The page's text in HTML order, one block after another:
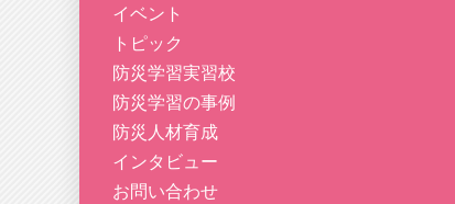
イベント
トピック
防災学習実習校
防災学習の事例
防災人材育成
インタビュー
お問い合わせ